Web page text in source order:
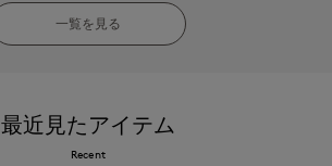
一覧を見る
最近見たアイテム
Recent